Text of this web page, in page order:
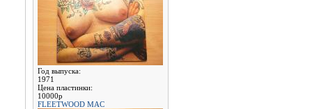
Год выпуска:
1971
Цена пластинки:
10000р
FLEETWOOD MAC